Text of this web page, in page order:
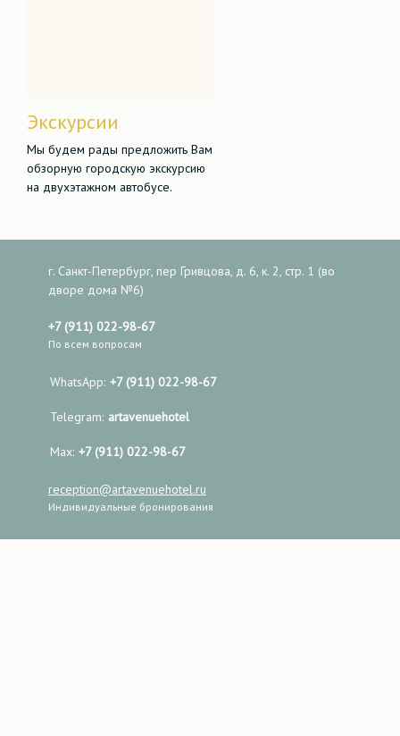
Экскурсии
Мы будем рады предложить Вам
обзорную городскую экскурсию
на двухэтажном автобусе.
г. Санкт-Петербург, пер Гривцова, д. 6, к. 2, стр. 1 (во
дворе дома №6)
+7 (911) 022-98-67
По всем вопросам
WhatsApp: +7 (911) 022-98-67
Telegram: artavenuehotel
Max: +7 (911) 022-98-67
reception@artavenuehotel.ru
Индивидуальные бронирования